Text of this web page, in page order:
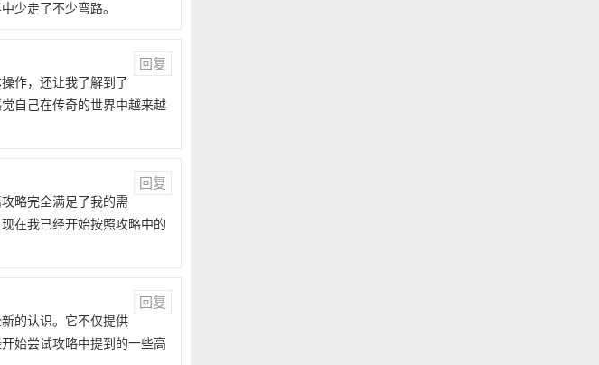
少走了不少弯路。
回复
作，还让我了解到了
自己在传奇的世界中越来越
回复
略完全满足了我的需
在我已经开始按照攻略中的
回复
的认识。它不仅提供
始尝试攻略中提到的一些高